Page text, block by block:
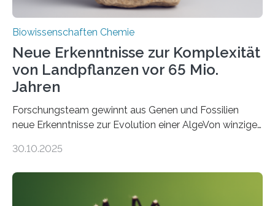
Biowissenschaften Chemie
Neue Erkenntnisse zur Komplexität
von Landpflanzen vor 65 Mio.
Jahren
Forschungsteam gewinnt aus Genen und Fossilien
neue Erkenntnisse zur Evolution einer AlgeVon winzigen
Landpflanzen zählen zu den komplexesten
Grünalgen, die vor Hunderten von Millionen Jahren
30.10.2025